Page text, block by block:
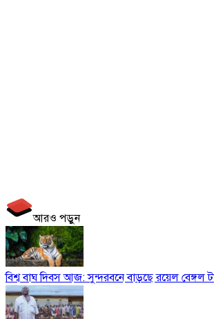
আরও পড়ুন
বিশ্ব বাঘ দিবস আজ: সুন্দরবনে বাড়ছে রয়েল বেঙ্গল